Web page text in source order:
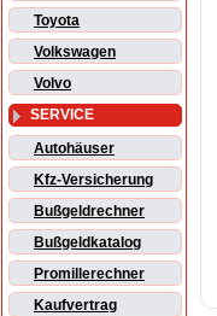
Toyota
Volkswagen
Volvo
SERVICE
Autohäuser
Kfz-Versicherung
Bußgeldrechner
Bußgeldkatalog
Promillerechner
Kaufvertrag